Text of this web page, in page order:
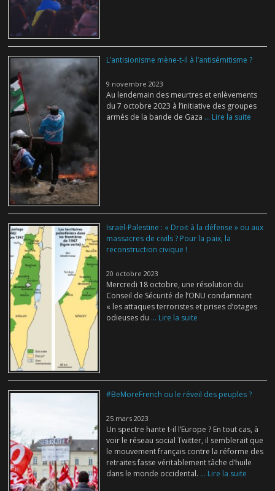
L’antisionisme mène-t-il à l’antisémitisme ?
9 novembre 2023
Au lendemain des meurtres et enlèvements
du 7 octobre 2023 à l’initiative des groupes
armés de la bande de Gaza ... Lire la suite
Israël-Palestine : « Droit à la défense » ou aux
massacres de civils ? Pour la paix, la
reconstruction civique !
20 octobre 2023
Mercredi 18 octobre, une résolution du
Conseil de Sécurité de l’ONU condamnant
« les attaques terroristes et prises d’otages
odieuses du ... Lire la suite
#BeMoreFrench ou le réveil des peuples ?
25 mars 2023
Un spectre hante t-il l’Europe ? En tout cas, à
voir le réseau social Twitter, il semblerait que
le mouvement français contre la réforme des
retraites fasse véritablement tâche d’huile
dans le monde occidental. ... Lire la suite